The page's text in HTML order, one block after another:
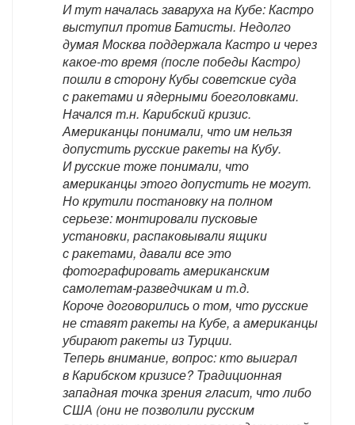
И тут началась заваруха на Кубе: Кастро
выступил против Батисты. Недолго
думая Москва поддержала Кастро и через
какое-то время (после победы Кастро)
пошли в сторону Кубы советские суда
с ракетами и ядерными боеголовками.
Начался т.н. Карибский кризис.
Американцы понимали, что им нельзя
допустить русские ракеты на Кубу.
И русские тоже понимали, что
американцы этого допустить не могут.
Но крутили постановку на полном
серьезе: монтировали пусковые
установки, распаковывали ящики
с ракетами, давали все это
фотографировать американским
самолетам-разведчикам и т.д.
Короче договорились о том, что русские
не ставят ракеты на Кубе, а американцы
убирают ракеты из Турции.
Теперь внимание, вопрос: кто выиграл
в Карибском кризисе? Традиционная
западная точка зрения гласит, что либо
США (они не позволили русским